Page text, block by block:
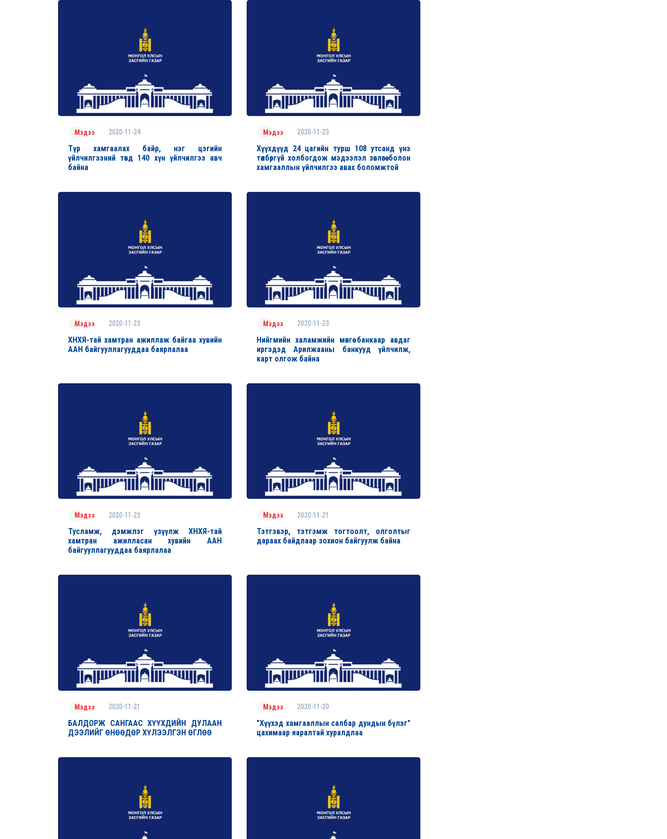
Мэдээ 2020-11-24
Түр хамгаалах байр, нэг цэгийн
үйлчилгээний төвд 140 хүн үйлчилгээ авч
байна
Мэдээ 2020-11-23
Хүүхдүүд 24 цагийн турш 108 утсанд үнэ
төлбөргүй холбогдож мэдээлэл зөвлөгөө болон
хамгааллын үйлчилгээ авах боломжтой
Мэдээ 2020-11-23
ХНХЯ-тай хамтран ажиллаж байгаа хувийн
ААН байгууллагууддаа баярлалаа
Мэдээ 2020-11-23
Нийгмийн халамжийн мөнгөө банкаар авдаг
иргэдэд Арилжааны банкууд үйлчилж,
карт олгож байна
Мэдээ 2020-11-23
Тусламж, дэмжлэг үзүүлж ХНХЯ-тай
хамтран ажилласан хувийн ААН
байгууллагууддаа баярлалаа
Мэдээ 2020-11-21
Тэтгэвэр, тэтгэмж тогтоолт, олголтыг
дараах байдлаар зохион байгуулж байна
Мэдээ 2020-11-21
БАЛДОРЖ САНГААС ХҮҮХДИЙН ДУЛААН
ДЭЭЛИЙГ ӨНӨӨДӨР ХҮЛЭЭЛГЭН ӨГЛӨӨ
Мэдээ 2020-11-20
"Хүүхэд хамгааллын салбар дундын бүлэг"
цахимаар яаралтай хуралдлаа